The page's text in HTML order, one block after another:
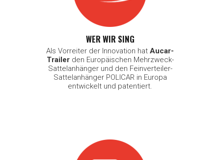
WER WIR SING
Als Vorreiter der Innovation hat Aucar-
Trailerden Europäischen Mehrzweck-
Sattelanhänger und den Feinverteiler-
Sattelanhänger POLICAR in Europa
entwickelt und patentiert.